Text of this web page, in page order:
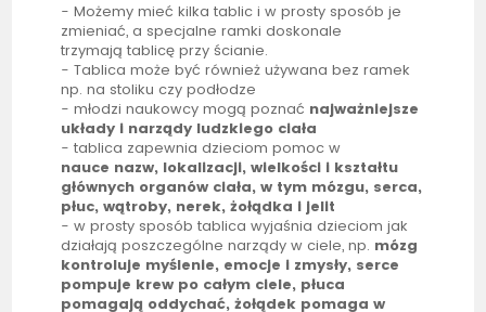
- Możemy mieć kilka tablic i w prosty sposób je
zmieniać, a specjalne ramki doskonale
trzymajątablicę przy ścianie.
-Tablica może być również używana bez ramek
np. na stoliku czy podłodze
- młodzi naukowcy mogą poznać najważniejsze
układy i narządy ludzkiego ciała
-tablica zapewnia dzieciom pomoc w
nauce nazw, lokalizacji, wielkości i kształtu
głównych organów ciała, w tym mózgu, serca,
płuc, wątroby, nerek, żołądka i jelit
- w prosty sposóbtablica wyjaśnia dzieciom jak
działają poszczególne narządy w ciele, np. mózg
kontroluje myślenie, emocje i zmysły, serce
pompuje krew po całym ciele, płuca
pomagają oddychać, żołądek pomaga w